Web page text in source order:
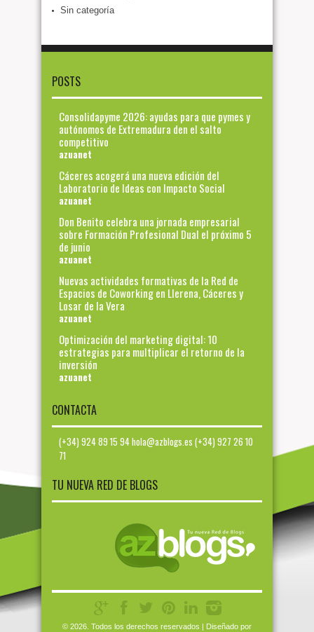
Sin categoría
POSTS
Consolidapyme 2026: ayudas para que pymes y
autónomos de Extremadura den el salto
competitivo
azuanet
Cáceres acogerá una nueva edición del
Laboratorio de Ideas con Impacto Social
azuanet
Don Benito celebra una jornada empresarial
sobre Formación Profesional Dual el próximo 5
de junio
azuanet
Nuevas actividades formativas de la Red de
Espacios de Coworking en Llerena, Cáceres y
Losar de la Vera
azuanet
Optimización del marketing digital: 10
estrategias para multiplicar el retorno de la
inversión
azuanet
CONTACTA
(+34) 924 89 15 94 hola@azblogs.es (+34) 927 26 10
71
TU NUEVA RED DE BLOGS
© 2026. Todos los derechos reservados | Diseñado por